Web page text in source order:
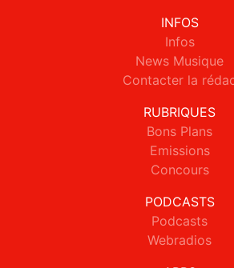
INFOS
Infos
News Musique
Contacter la
RUBRIQUES
Bons Plans
Emissions
Concours
PODCASTS
Podcasts
Webradios